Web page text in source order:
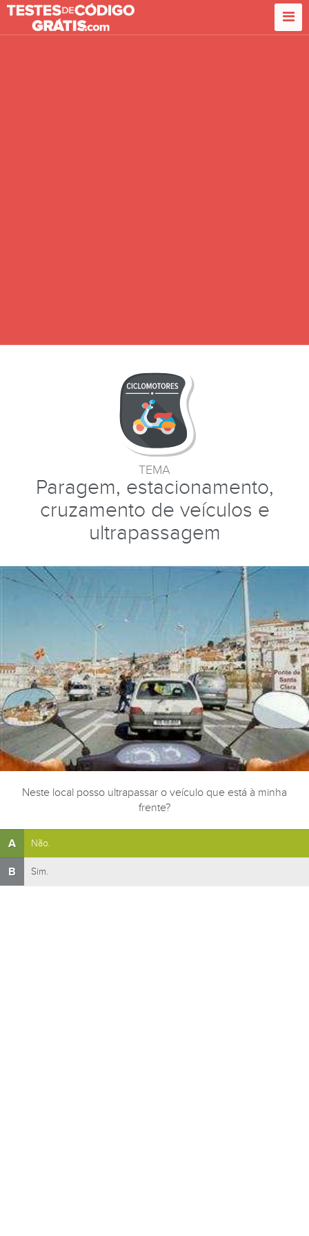
TEMA
Paragem, estacionamento,
cruzamento de veículos e
ultrapassagem
Neste local posso ultrapassar o veículo que está à minha
frente?
A Não.
B Sim.